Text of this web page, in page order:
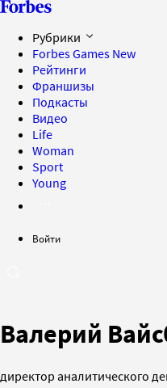
Рубрики
Forbes Games New
Рейтинги
Франшизы
Подкасты
Видео
Life
Woman
Sport
Young
Войти
Валерий
директор аналитического